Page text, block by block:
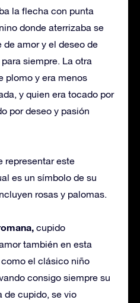
la flecha con punta
donde aterrizaba se
amor y el deseo de
siempre. La otra
plomo y era menos
y quien era tocado por
por deseo y pasión
representar este
es un símbolo de su
rosas y palomas.
cupido
también en esta
el clásico niño
consigo siempre su
de cupido, se vio